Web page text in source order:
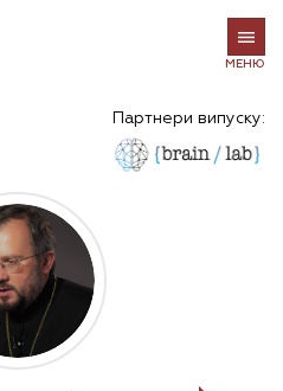
МЕНЮ
Партнери випуску: